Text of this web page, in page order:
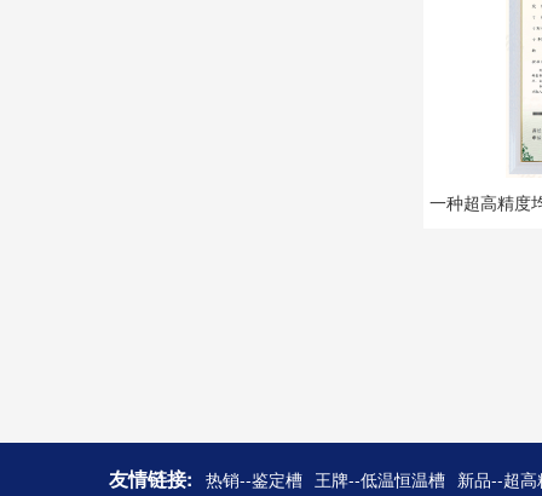
一种超高精度
友情链接: 热销--鉴定槽 王牌--低温恒温槽 新品--超